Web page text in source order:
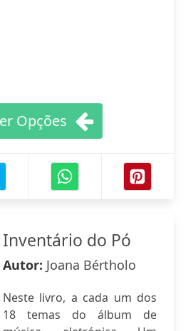
Opções
Inventário do Pó
Autor: Joana Bértholo
Neste livro, a cada um dos
18 temas do álbum de